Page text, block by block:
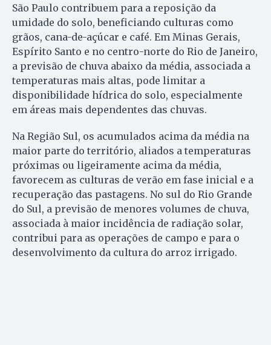
São Paulo contribuem para a reposição da
umidade do solo, beneficiando culturas como
grãos, cana-de-açúcar e café. Em Minas Gerais,
Espírito Santo e no centro-norte do Rio de Janeiro,
a previsão de chuva abaixo da média, associada a
temperaturas mais altas, pode limitar a
disponibilidade hídrica do solo, especialmente
em áreas mais dependentes das chuvas.
Na Região Sul, os acumulados acima da média na
maior parte do território, aliados a temperaturas
próximas ou ligeiramente acima da média,
favorecem as culturas de verão em fase inicial e a
recuperação das pastagens. No sul do Rio Grande
do Sul, a previsão de menores volumes de chuva,
associada à maior incidência de radiação solar,
contribui para as operações de campo e para o
desenvolvimento da cultura do arroz irrigado.